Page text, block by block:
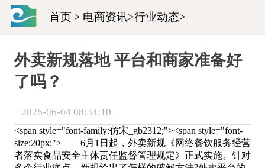
首页 > 电商资讯>行业动态>
外卖新规落地 平台和商家准备好
了吗？
2026-06-04 08:34:10
<span style="font-family:仿宋_gb2312;"><span style="font-
size:20px;"> 6月1日起，外卖新规《网络餐饮服务经营
者落实食品安全主体责任监督管理规定》正式实施。针对